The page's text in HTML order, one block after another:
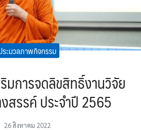
ระมวลภาพกิจกรรม
มการจดลิขสิทธิ์งานวิจัย
สรรค์ ประจำปี 2565
26 สิงหาคม 2022